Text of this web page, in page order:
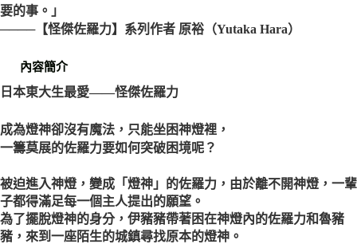
要的事。」
────【怪傑佐羅力】系列作者 原裕（Yutaka Hara）
內容簡介
日本東大生最愛——怪傑佐羅力
成為燈神卻沒有魔法，只能坐困神燈裡，
一籌莫展的佐羅力要如何突破困境呢？
被迫進入神燈，變成「燈神」的佐羅力，由於離不開神燈，一輩
子都得滿足每一個主人提出的願望。
為了擺脫燈神的身分，伊豬豬帶著困在神燈內的佐羅力和魯豬
豬，來到一座陌生的城鎮尋找原本的燈神。